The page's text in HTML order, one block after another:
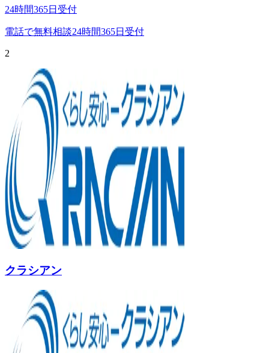
24時間365日受付
電話で無料相談24時間365日受付
2
クラシアン